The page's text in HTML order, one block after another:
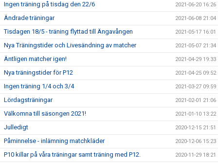
Ingen träning på tisdag den 22/6 2021-06-20 16:26
Ändrade träningar 2021-06-08 21:04
Tisdagen 18/5 - träning flyttad till Ängavången 2021-05-17 16:01
Nya Träningstider och Livesändning av matcher 2021-05-07 21:34
Äntligen matcher igen! 2021-04-29 19:33
Nya träningstider för P12 2021-04-25 09:52
Ingen träning 1/4 och 3/4 2021-03-27 09:59
Lördagsträningar 2021-02-01 21:06
Välkomna till säsongen 2021! 2021-01-10 13:22
Julledigt 2020-12-15 21:51
Påminnelse - inlämning matchkläder 2020-12-06 15:23
P10 killar på våra träningar samt träning med P12. 2020-11-29 18:21